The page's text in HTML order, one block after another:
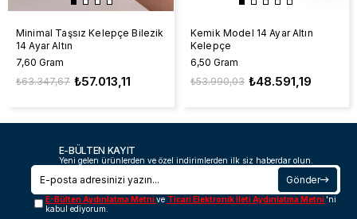
Minimal Taşsız Kelepçe Bilezik
14 Ayar Altın
7,60 Gram
₺57.013,11
₺63.347,67
Kemik Model 14 Ayar Altın
Kelepçe
6,50 Gram
₺48.591,19
₺53.990,03
E-BÜLTEN KAYIT
Yeni gelen ürünlerden ve özel indirimlerden ilk siz haberdar olun.
Gönder
E-Bülten Aydınlatma Metnive Ticari Elektronik İleti Aydınlatma Metni 'ni
kabul ediyorum.